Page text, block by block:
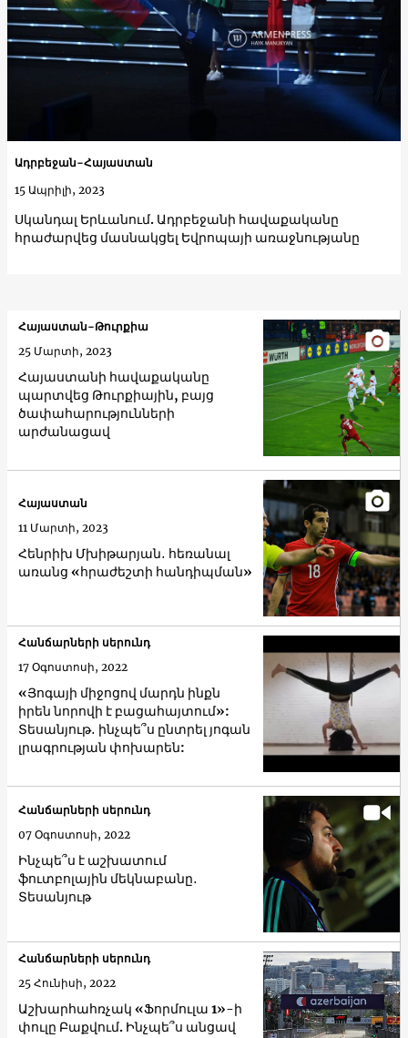
Սկանդալ Երևանում. Ադրբեջանի հավաքականը
հրաժարվեց մասնակցել Եվրոպայի առաջնությանը
Ադրբեջան-Հայաստան
15 Ապրիլի, 2023
Հայաստանի հավաքականը
պարտվեց Թուրքիային, բայց
ծափահարությունների
արժանացավ
Հայաստան-Թուրքիա
25 Մարտի, 2023
Հենրիխ Մխիթարյան․ հեռանալ
առանց «հրաժեշտի հանդիպման»
Հայաստան
11 Մարտի, 2023
«Յոգայի միջոցով մարդն ինքն
իրեն նորովի է բացահայտում»:
Տեսանյութ․ ինչպե՞ս ընտրել յոգան
լրագրության փոխարեն:
Հանճարների սերունդ
17 Օգոստոսի, 2022
Ինչպե՞ս է աշխատում
ֆուտբոլային մեկնաբանը․
Տեսանյութ
Հանճարների սերունդ
07 Օգոստոսի, 2022
Աշխարհահռչակ «Ֆորմուլա 1»-ի
փուլը Բաքվում. Ինչպե՞ս անցավ
Հանճարների սերունդ
25 Հունիսի, 2022